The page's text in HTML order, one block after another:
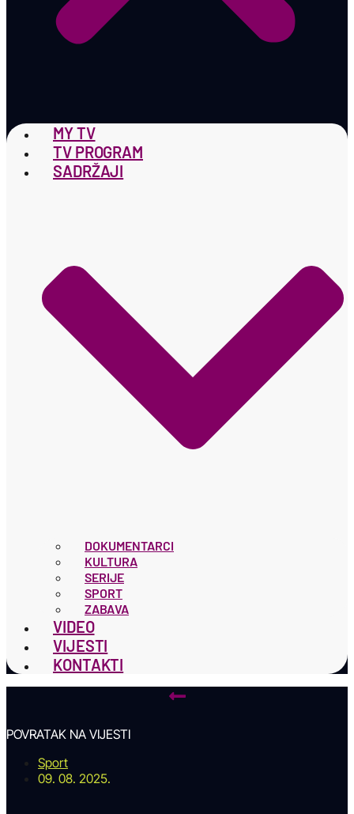
MY TV
TV PROGRAM
SADRŽAJI
DOKUMENTARCI
KULTURA
SERIJE
SPORT
ZABAVA
VIDEO
VIJESTI
KONTAKTI
POVRATAK NA VIJESTI
Sport
09. 08. 2025.